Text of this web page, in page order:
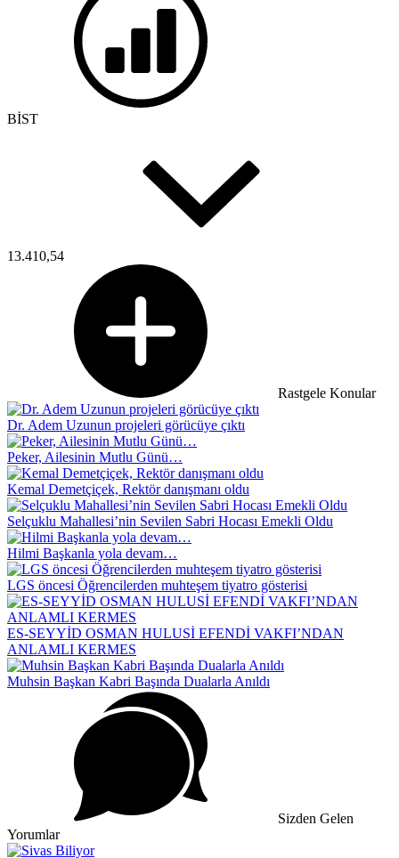
BİST
13.410,54
Rastgele Konular
Dr. Adem Uzunun projeleri görücüye çıktı
Peker, Ailesinin Mutlu Günü…
Kemal Demetçiçek, Rektör danışmanı oldu
Selçuklu Mahallesi’nin Sevilen Sabri Hocası Emekli Oldu
Hilmi Başkanla yola devam…
LGS öncesi Öğrencilerden muhteşem tiyatro gösterisi
ES-SEYYİD OSMAN HULUSİ EFENDİ VAKFI’NDAN
ANLAMLI KERMES
Muhsin Başkan Kabri Başında Dualarla Anıldı
Sizden Gelen
Yorumlar